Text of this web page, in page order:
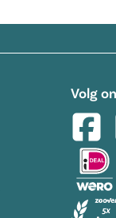
Volg